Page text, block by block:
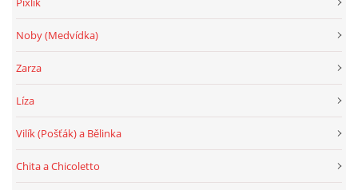
Noby (Medvídka)
Zarza
Líza
Vilík (Pošťák) a Bělinka
Chita a Chicoletto